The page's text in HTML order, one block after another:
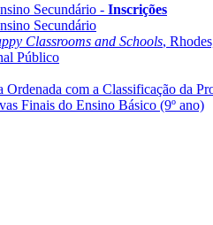
Secundário - Inscrições
Secundário
Classrooms and Schools,
Público
com a Classificação da
Finais do Ensino Básico (9º ano)